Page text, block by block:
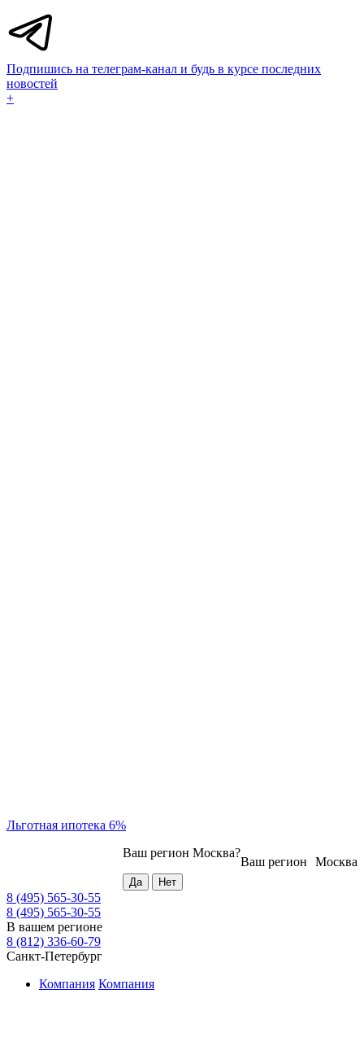
Подпишись на телеграм-канал и будь в курсе последних
новостей
+
Льготная ипотека 6%
Москва
Ваш регион
Ваш регион Москва?
8 (495) 565-30-55
8 (495) 565-30-55
В вашем регионе
8 (812) 336-60-79
Санкт-Петербург
Компания Компания